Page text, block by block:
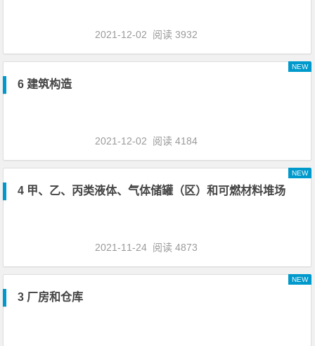
2021-12-02 阅读 3932
6 建筑构造
NEW
2021-12-02 阅读 4184
4 甲、乙、丙类液体、气体储罐（区）和可燃材料堆场
NEW
2021-11-24 阅读 4873
3 厂房和仓库
NEW